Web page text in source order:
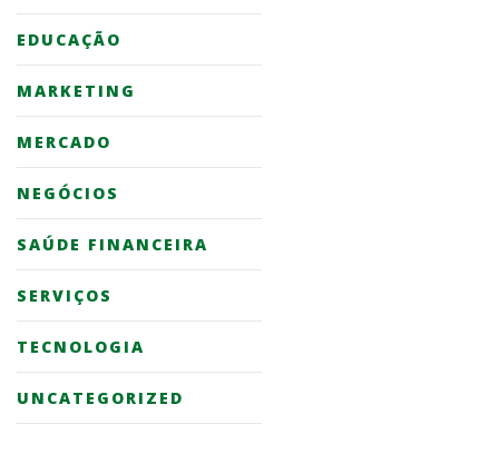
EDUCAÇÃO
MARKETING
MERCADO
NEGÓCIOS
SAÚDE FINANCEIRA
SERVIÇOS
TECNOLOGIA
UNCATEGORIZED